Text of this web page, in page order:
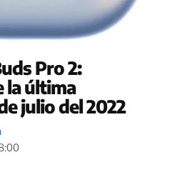
Pro 2:
la última
julio del 2022